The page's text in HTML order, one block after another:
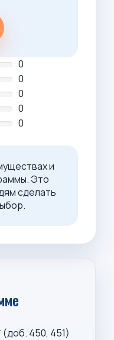
0
0
0
0
0
и
Это
сделать
450, 451)